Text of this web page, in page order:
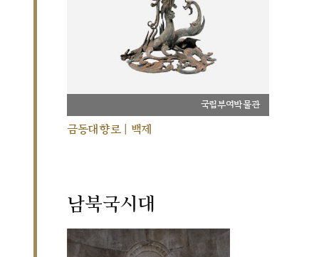
국립부여박물관
금동대향로 | 백제
남북국시대